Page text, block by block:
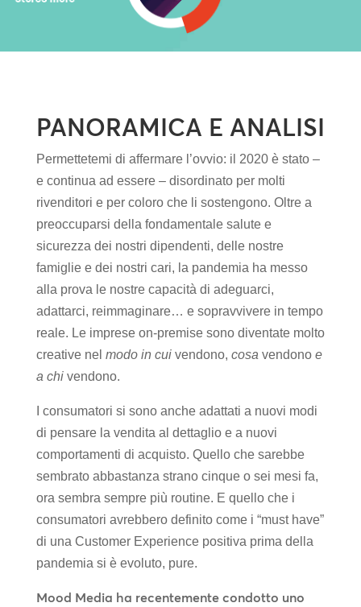
PANORAMICA E ANALISI
Permettetemi di affermare l’ovvio: il 2020 è stato –
e continua ad essere – disordinato per molti
rivenditori e per coloro che li sostengono. Oltre a
preoccuparsi della fondamentale salute e
sicurezza dei nostri dipendenti, delle nostre
famiglie e dei nostri cari, la pandemia ha messo
alla prova le nostre capacità di adeguarci,
adattarci, reimmaginare… e sopravvivere in tempo
reale. Le imprese on-premise sono diventate molto
creative nel modo in cuivendono, cosa vendono e
a chivendono.
I consumatori si sono anche adattati a nuovi modi
di pensare la vendita al dettaglio e a nuovi
comportamenti di acquisto. Quello che sarebbe
sembrato abbastanza strano cinque o sei mesi fa,
ora sembra sempre più routine. E quello che i
consumatori avrebbero definito come i “must have”
di una Customer Experience positiva prima della
pandemia si è evoluto, pure.
Mood Media ha recentemente condotto uno